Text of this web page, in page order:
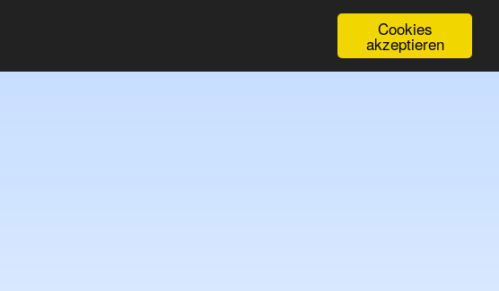
Cookies
akzeptieren